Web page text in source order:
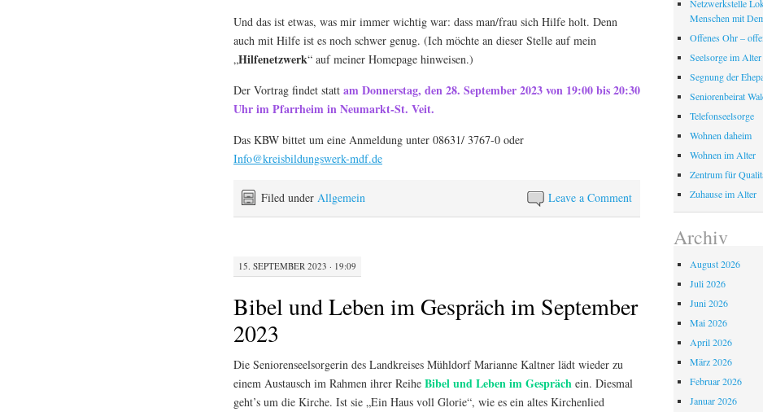
Und das ist etwas, was mir immer wichtig war: dass man/frau sich Hilfe holt. Denn
auch mit Hilfe ist es noch schwer genug. (Ich möchte an dieser Stelle auf mein
„Hilfenetzwerk“ auf meiner Homepage hinweisen.)
Der Vortrag findet statt am Donnerstag, den 28. September 2023 von 19:00 bis 20:30
Uhr im Pfarrheim in Neumarkt-St. Veit.
Das KBW bittet um eine Anmeldung unter 08631/ 3767-0 oder
Info@kreisbildungswerk-mdf.de
Leave a Comment
Filed under Allgemein
15. SEPTEMBER 2023 · 19:09
Bibel und Leben im Gespräch im September
2023
Die Seniorenseelsorgerin des Landkreises Mühldorf Marianne Kaltner lädt wieder zu
einem Austausch im Rahmen ihrer Reihe Bibel und Leben im Gespräch ein. Diesmal
geht’s um die Kirche. Ist sie „Ein Haus voll Glorie“, wie es ein altes Kirchenlied
Netzwerkstelle
Menschen mit
Offenes Ohr –
Seelsorge im Alter
Segnung der
Seniorenbeirat
Telefonseelsorge
Wohnen daheim
Wohnen im Alter
Zentrum für
Zuhause im Alter
Archiv
August 2026
Juli 2026
Juni 2026
Mai 2026
April 2026
März 2026
Februar 2026
Januar 2026